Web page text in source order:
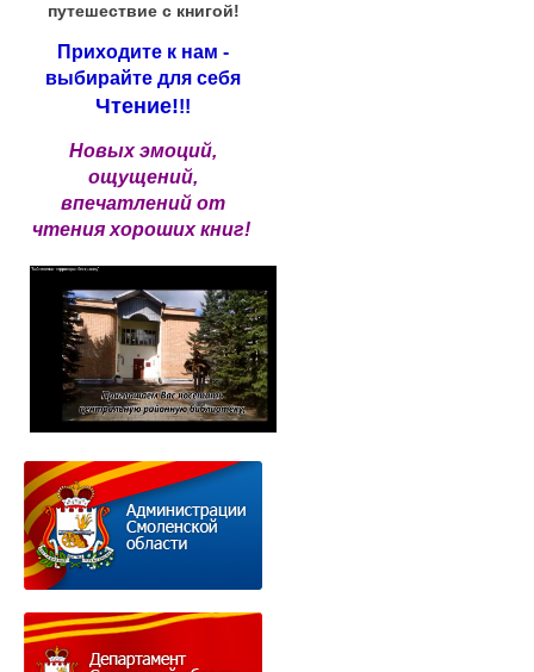
путешествие с книгой!
Приходите к нам -
выбирайте для себя
Чтение!!!
Новых эмоций,
ощущений,
впечатлений от
чтения хороших книг!